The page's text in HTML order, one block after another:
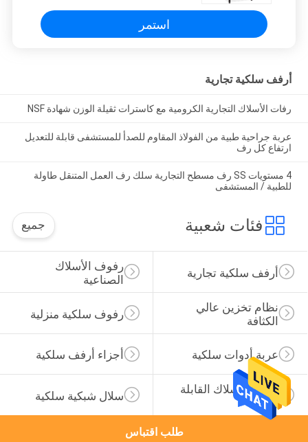
استمر
أرفف سلكية تجارية
رفات الأسلاك التجارية الكرومية مع كاسترات ثقيلة الوزن شهادة NSF
عربة جراحية طبية من الفولاذ المقاوم للصدأ للمستشفى قابلة للتعديل
ارتفاع كل رف
4 مستويات SS رف مسطح التجارية سلك رف العمل المتنقل طاولة
للطبية / المستشفى
فئات شعبية جميع
رفوف الأسلاك
الصناعية
أرفف سلكية تجارية
رفوف سلكية منزلية
نظام تخزين عالي
الكثافة
أجزاء أرفف سلكية عربة أدوات سلكية
سلال شبكية سلكية
حاوية الأسلاك القابلة
للطي
طلب اقتباس